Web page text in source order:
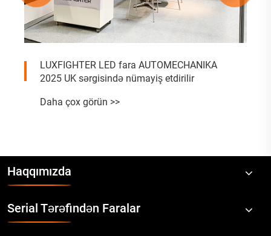
LUXFIGHTER LED fara AUTOMECHANIKA
2025 UK sərgisində nümayiş etdirilir
Daha çox görün >>
Haqqımızda
Serial Tərəfindən Faralar